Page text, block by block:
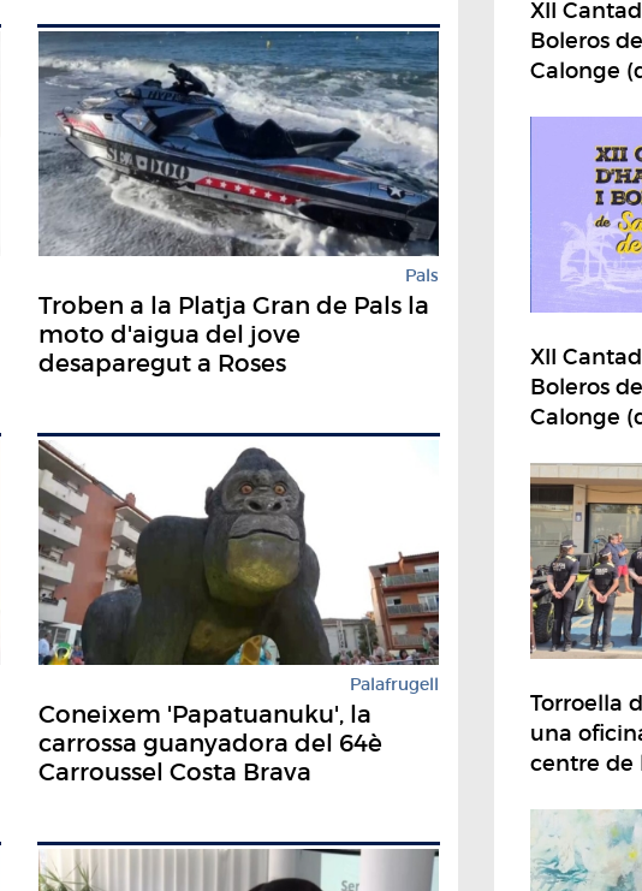
Pals
Troben a la Platja Gran de Pals la
moto d'aigua del jove
desaparegut a Roses
Palafrugell
Coneixem 'Papatuanuku', la
carrossa guanyadora del 64è
Carroussel Costa Brava
XII
Boleros
Calonge
XII
Boleros
Calonge
Torroella
una
centre de